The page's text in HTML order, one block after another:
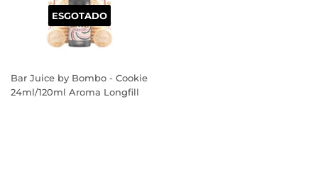
ESGOTADO
Bar Juice by Bombo - Cookie
24ml/120ml Aroma Longfill